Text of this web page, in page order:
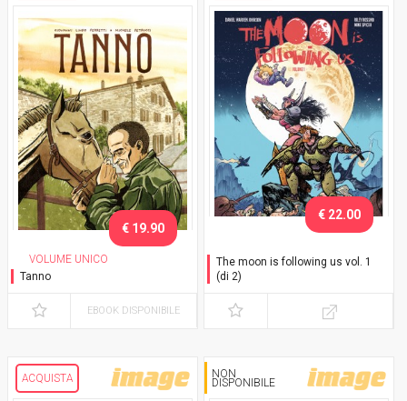
VOLUME UNICO
Tanno
€ 19.90
EBOOK DISPONIBILE
The moon is following us vol. 1
(di 2)
€ 22.00
ACQUISTA NON
DISPONIBILE